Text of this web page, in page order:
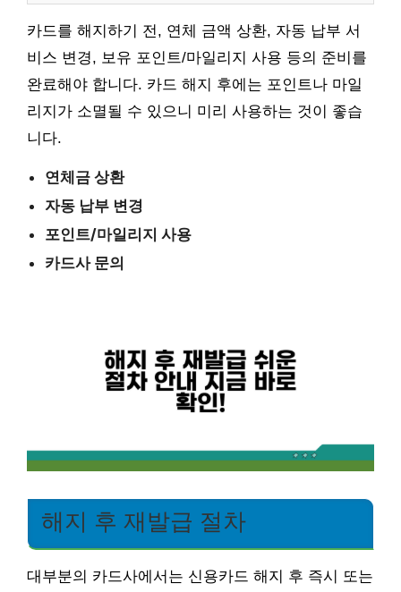
카드를 해지하기 전, 연체 금액 상환, 자동 납부 서
비스 변경, 보유 포인트/마일리지 사용 등의 준비를
완료해야 합니다. 카드 해지 후에는 포인트나 마일
리지가 소멸될 수 있으니 미리 사용하는 것이 좋습
니다.
연체금 상환
자동 납부 변경
포인트/마일리지 사용
카드사 문의
해지 후 재발급 절차
대부분의 카드사에서는 신용카드 해지 후 즉시 또는